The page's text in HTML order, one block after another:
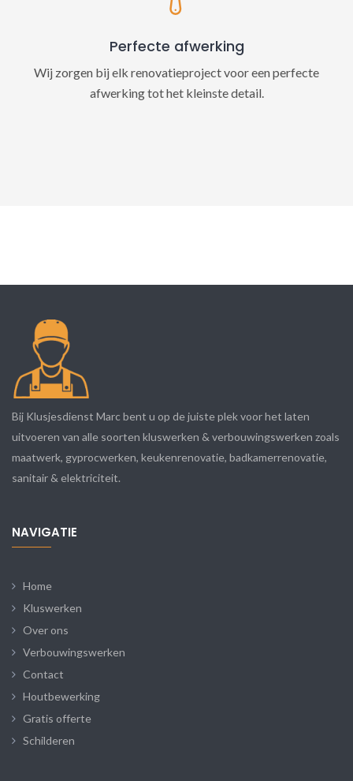
Perfecte afwerking
Wij zorgen bij elk renovatieproject voor een perfecte
afwerking tot het kleinste detail.
Bij Klusjesdienst Marc bent u op de juiste plek voor het laten
uitvoeren van alle soorten kluswerken & verbouwingswerken zoals
maatwerk, gyprocwerken, keukenrenovatie, badkamerrenovatie,
sanitair & elektriciteit.
NAVIGATIE
Home
Kluswerken
Over ons
Verbouwingswerken
Contact
Houtbewerking
Gratis offerte
Schilderen